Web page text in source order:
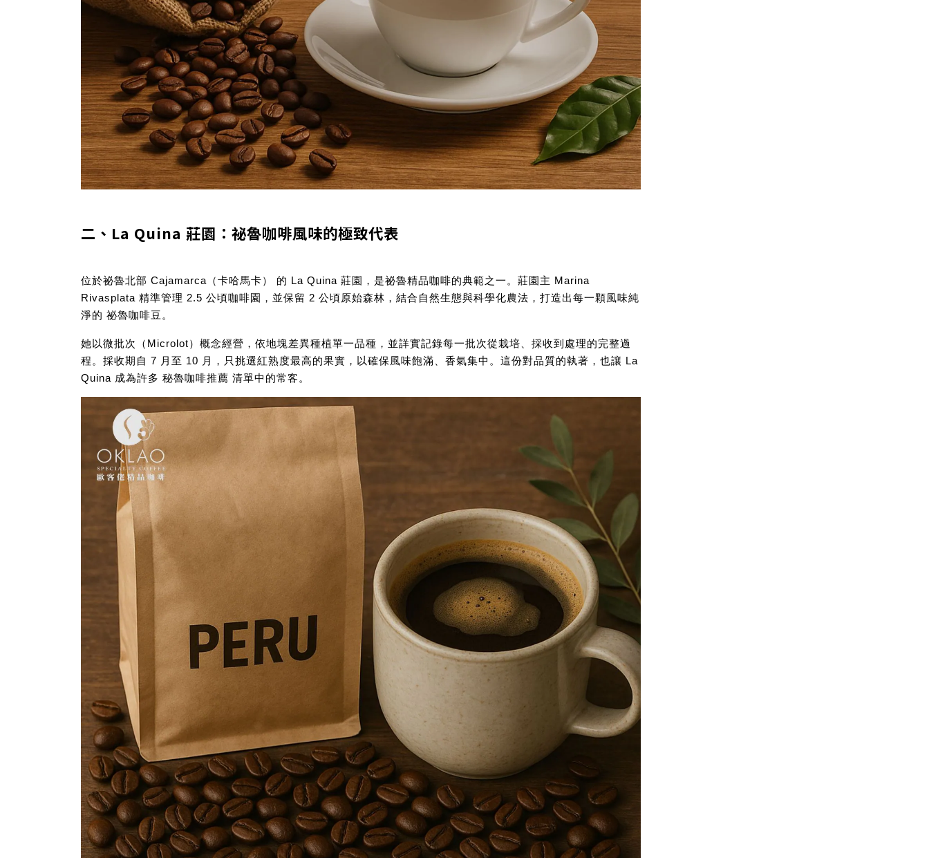
二、La Quina 莊園：祕魯咖啡風味的極致代表
位於祕魯北部 Cajamarca（卡哈馬卡） 的 La Quina 莊園
，是祕魯精品咖啡的典範之一。莊園主 Marina
Rivasplata 精準管理 2.5 公頃咖啡園，並保留 2 公頃原始森林，結合自然生態與科學化農法，打造出每一顆風味純
淨的 祕魯咖啡豆 。
她以微批次（Microlot）概念經營，依地塊差異種植單一品種，並詳實記錄每一批次從栽培、採收到處理的完整過
程。採收期自 7 月至 10 月，只挑選紅熟度最高的果實，以確保風味飽滿、香氣集中。這份對品質的執著，也讓 La
Quina 成為許多 秘魯咖啡推薦 清單中的常客。